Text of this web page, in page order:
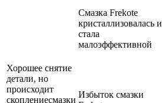
Смазка Frekote
кристаллизовалась и
стала
малоэффективной
Хорошее снятие
детали, но
происходит
скоплениесмазки
Избыток смазки